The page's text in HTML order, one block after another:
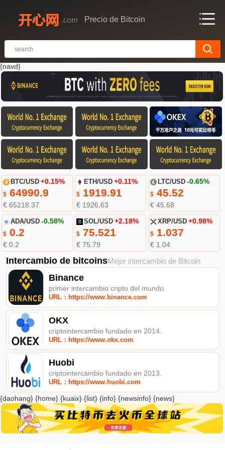
Precio de Bitcoin
{navd}
BTC/USD +0.15%
$64990.9
€ 65218.37
ETH/USD +0.11%
$ 1919.91
€ 1926.63
LTC/USD -0.65%
$45.52
€ 45.68
ADA/USD -0.58%
$0.2
€ 0.2
SOL/USD +2.18%
$ 75.521
€ 75.79
XRP/USD +0.98%
$1.037
€ 1.04
Intercambio de bitcoinsMejor intercambio de Bitcoin
Binance
primer intercambio cripto del mundo.
URL：https://www.binance.com
OKX
criptointercambio fundado en 2014.
URL：https://www.okx.com
Huobi
criptointercambio fundado en 2013.
URL：https://www.huobi.com
{daohang} {home} {kuaix} {list} {info} {newsinfo} {news}